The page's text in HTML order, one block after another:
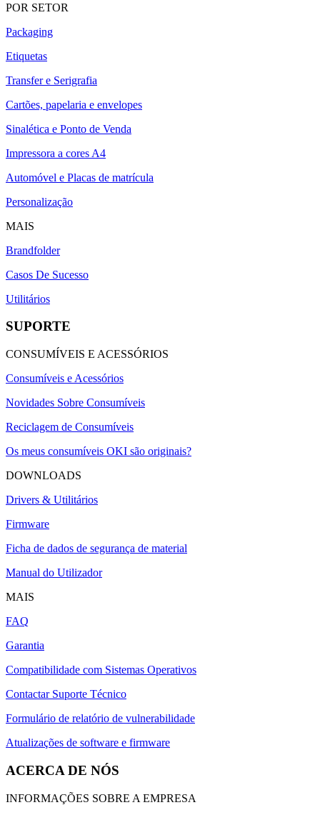
POR SETOR
Packaging
Etiquetas
Transfer e Serigrafia
Cartões, papelaria e envelopes
Sinalética e Ponto de Venda
Impressora a cores A4
Automóvel e Placas de matrícula
Personalização
MAIS
Brandfolder
Casos De Sucesso
Utilitários
SUPORTE
CONSUMÍVEIS E ACESSÓRIOS
Consumíveis e Acessórios
Novidades Sobre Consumíveis
Reciclagem de Consumíveis
Os meus consumíveis OKI são originais?
DOWNLOADS
Drivers & Utilitários
Firmware
Ficha de dados de segurança de material
Manual do Utilizador
MAIS
FAQ
Garantia
Compatibilidade com Sistemas Operativos
Contactar Suporte Técnico
Formulário de relatório de vulnerabilidade
Atualizações de software e firmware
ACERCA DE NÓS
INFORMAÇÕES SOBRE A EMPRESA